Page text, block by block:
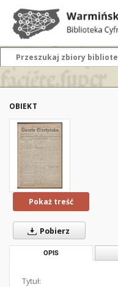
OBIEKT
Pokaż treść
Pobierz
OPIS
Tytuł: